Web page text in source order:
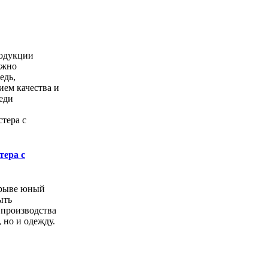
качества и
с
юный
но и одежду.